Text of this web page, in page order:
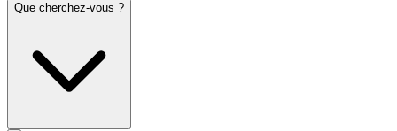
Que cherchez-vous ?